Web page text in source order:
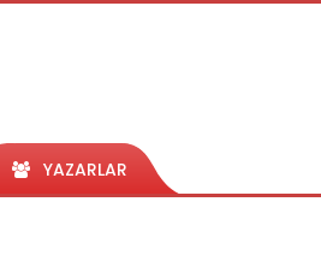
YAZARLAR